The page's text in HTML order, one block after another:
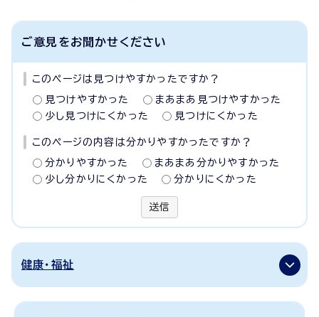
ご意見をお聞かせください
このページは見つけやすかったですか？
見つけやすかった
まあまあ見つけやすかった
少し見つけにくかった
見つけにくかった
このページの内容は分かりやすかったですか？
分かりやすかった
まあまあ分かりやすかった
少し分かりにくかった
分かりにくかった
送信
健康・福祉